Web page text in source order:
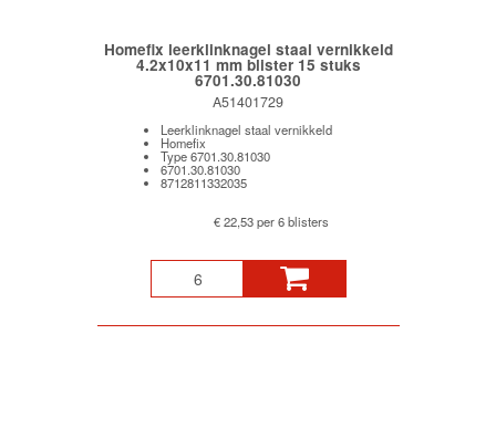
Homefix leerklinknagel staal vernikkeld
4.2x10x11 mm blister 15 stuks
6701.30.81030
A51401729
Leerklinknagel staal vernikkeld
Homefix
Type 6701.30.81030
6701.30.81030
8712811332035
€ 22,53 per 6 blisters